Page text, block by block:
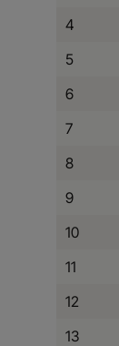
4
5
6
7
8
9
10
11
12
13